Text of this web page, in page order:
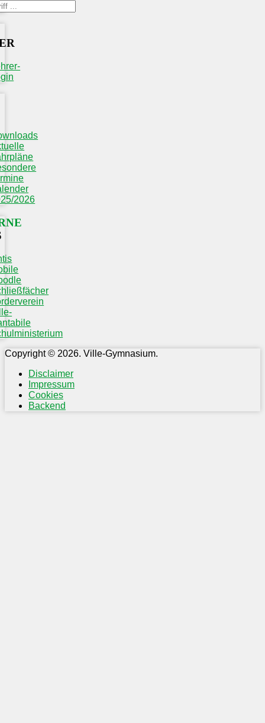
2026
Copyright © 2026. Ville-Gymnasium.
Disclaimer
Impressum
Cookies
Backend